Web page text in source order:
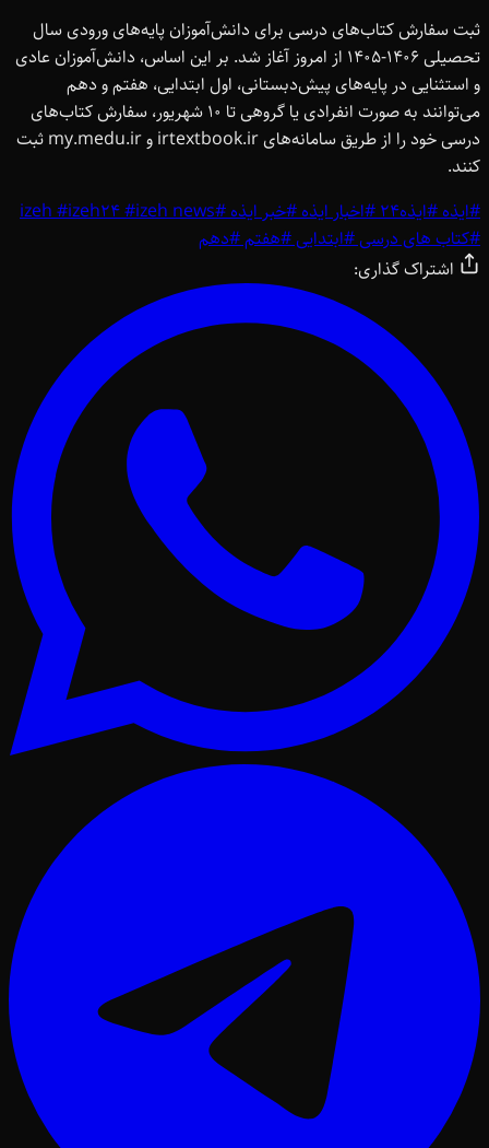
ثبت سفارش کتاب‌های درسی برای دانش‌آموزان پایه‌های ورودی سال
تحصیلی 1406-1405 از امروز آغاز شد. بر این اساس، دانش‌آموزان عادی
و استثنایی در پایه‌های پیش‌دبستانی، اول ابتدایی، هفتم و دهم
می‌توانند به صورت انفرادی یا گروهی تا 10 شهریور، سفارش کتاب‌های
درسی خود را از طریق سامانه‌های irtextbook.ir و my.medu.ir ثبت
کنند.
#ایذه#ایذه24 #اخبار ایذه#خبر ایذه#
izeh#izeh24#izeh news
#کتاب های درسی#ابتدایی#هفتم#دهم
اشتراک گذاری: